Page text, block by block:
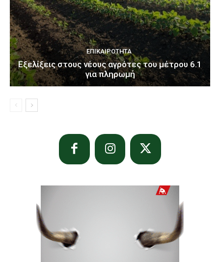
ΕΠΙΚΑΙΡΌΤΗΤΑ
Εξελίξεις στους νέους αγρότες του μέτρου 6.1
για πληρωμή